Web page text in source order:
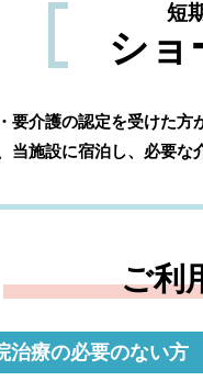
短
ショ
要介護の認定を受けた方
当施設に宿泊し、必要な
ご利
治療の必要のない方